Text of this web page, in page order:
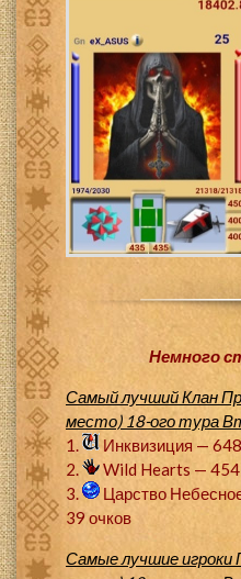
Немного
Самый лучший Клан
место) 18-ого тура
1.
Инквизиция —
2.
Wild Hearts —
3.
Царство
39 очков
Самые лучшие игроки